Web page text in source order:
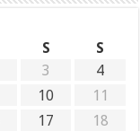
S
S
3
4
10
11
17
18